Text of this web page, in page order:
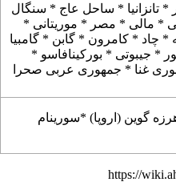
* تانزانیا * ساحل عاج * سنگال
* مالی * مصر * موریتانی *
* چاد * کامرون * گابن * گامبیا
* جیبوتی * بورکینافاسو *
غنا * جمهوری عربی صحرا
گوین (اروپا) *سورینام
https://